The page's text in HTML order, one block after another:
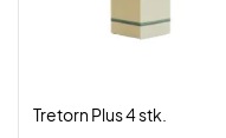
Tretorn Plus 4 stk.